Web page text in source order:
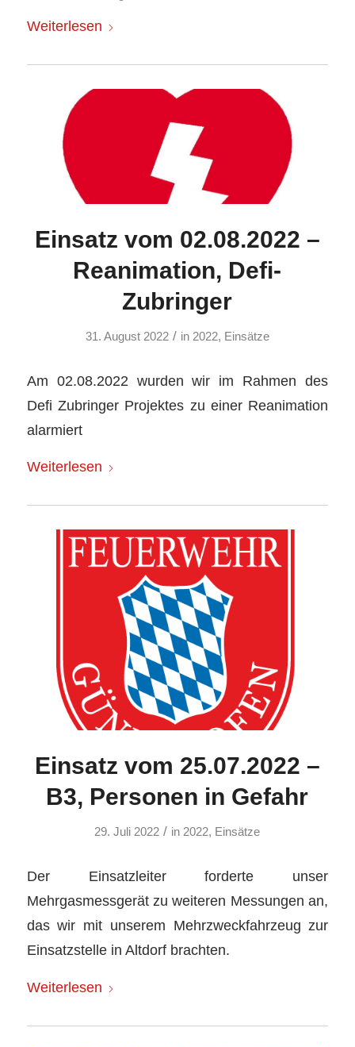
Weiterlesen
Einsatz vom 02.08.2022 –
Reanimation, Defi-
Zubringer
31. August 2022 / in 2022, Einsätze
Am 02.08.2022 wurden wir im Rahmen des
Defi Zubringer Projektes zu einer Reanimation
alarmiert
Weiterlesen
Einsatz vom 25.07.2022 –
B3, Personen in Gefahr
29. Juli 2022 / in2022, Einsätze
Der Einsatzleiter forderte unser
Mehrgasmessgerät zu weiteren Messungen an,
das wir mit unserem Mehrzweckfahrzeug zur
Einsatzstelle in Altdorf brachten.
Weiterlesen